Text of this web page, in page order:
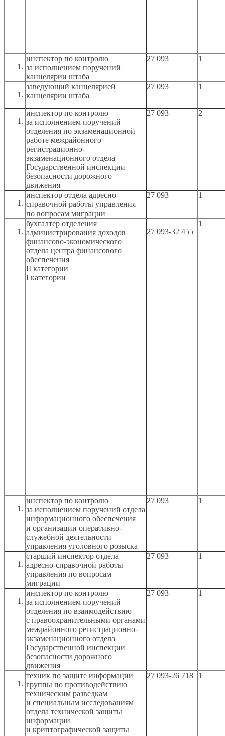
инспектор по контролю
за исполнением поручений
канцелярии штаба
27 093 1
заведующий канцелярией
канцелярии штаба
27 093 1
инспектор по контролю
за исполнением поручений
отделения по экзаменационной
работе межрайонного
регистрационно-
экзаменационного отдела
Государственной инспекции
безопасности дорожного
движения
27 093 2
инспектор отдела адресно-
справочной работы управления
по вопросам миграции
27 093 1
бухгалтер отделения
администрирования доходов
финансово-экономического
отдела центра финансового
обеспечения
II категории
I категории
27 093-32 455
1
инспектор по контролю
за исполнением поручений отдела
информационного обеспечения
и организации оперативно-
служебной деятельности
управления уголовного розыска
27 093 1
старший инспектор отдела
адресно-справочной работы
управления по вопросам
миграции
27 093 1
инспектор по контролю
за исполнением поручений
отделения по взаимодействию
с правоохранительными органами
межрайонного регистрационно-
экзаменационного отдела
Государственной инспекции
безопасности дорожного
движения
27 093 1
техник по защите информации
группы по противодействию
техническим разведкам
и специальным исследованиям
отдела технической защиты
информации
и криптографической защиты
27 093-26 718 1